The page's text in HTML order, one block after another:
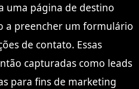
uma página de destino
a preencher um formulário
de contato. Essas
capturadas como leads
para fins de marketing